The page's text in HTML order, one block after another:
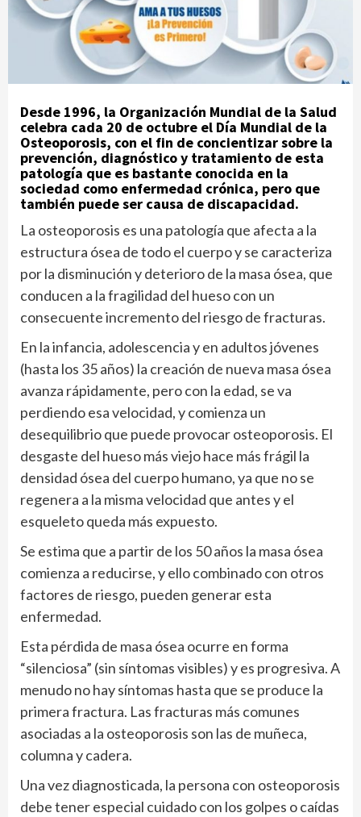
Desde 1996, la Organización Mundial de la Salud
celebra cada 20 de octubre el Día Mundial de la
Osteoporosis, con el fin de concientizar sobre la
prevención, diagnóstico y tratamiento de esta
patología que es bastante conocida en la
sociedad como enfermedad crónica, pero que
también puede ser causa de discapacidad.
La osteoporosis es una patología que afecta a la
estructura ósea de todo el cuerpo y se caracteriza
por la disminución y deterioro de la masa ósea, que
conducen a la fragilidad del hueso con un
consecuente incremento del riesgo de fracturas.
En la infancia, adolescencia y en adultos jóvenes
(hasta los 35 años) la creación de nueva masa ósea
avanza rápidamente, pero con la edad, se va
perdiendo esa velocidad, y comienza un
desequilibrio que puede provocar osteoporosis. El
desgaste del hueso más viejo hace más frágil la
densidad ósea del cuerpo humano, ya que no se
regenera a la misma velocidad que antes y el
esqueleto queda más expuesto.
Se estima que a partir de los 50 años la masa ósea
comienza a reducirse, y ello combinado con otros
factores de riesgo, pueden generar esta
enfermedad.
Esta pérdida de masa ósea ocurre en forma
“silenciosa” (sin síntomas visibles) y es progresiva. A
menudo no hay síntomas hasta que se produce la
primera fractura. Las fracturas más comunes
asociadas a la osteoporosis son las de muñeca,
columna y cadera.
Una vez diagnosticada, la persona con osteoporosis
debe tener especial cuidado con los golpes o caídas